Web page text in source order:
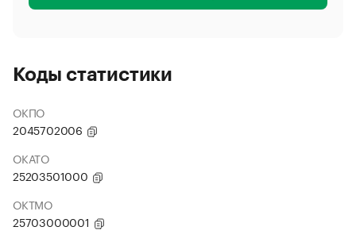
Коды статистики
ОКПО
2045702006
ОКАТО
25203501000
ОКТМО
25703000001